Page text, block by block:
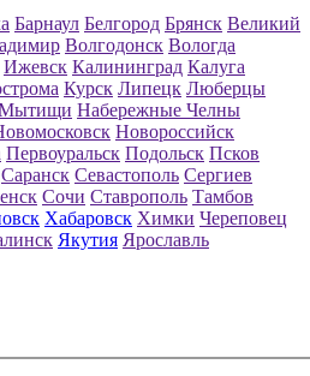
Барнаул Белгород Брянск Великий
Волгодонск Вологда
Ижевск Калининград Калуга
Курск Липецк Люберцы
Набережные Челны
Новороссийск
Первоуральск Подольск Псков
Саранск Севастополь Сергиев
Сочи Ставрополь Тамбов
Хабаровск Химки Череповец
Якутия Ярославль